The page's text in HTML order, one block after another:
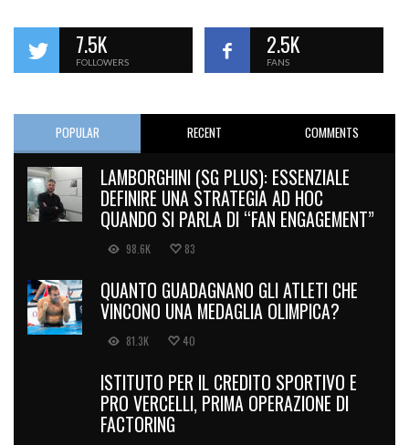
7.5K
FOLLOWERS
2.5K
FANS
POPULAR RECENT COMMENTS
LAMBORGHINI (SG PLUS): ESSENZIALE
DEFINIRE UNA STRATEGIA AD HOC
QUANDO SI PARLA DI “FAN ENGAGEMENT”
98.6K 83
QUANTO GUADAGNANO GLI ATLETI CHE
VINCONO UNA MEDAGLIA OLIMPICA?
81.3K 40
ISTITUTO PER IL CREDITO SPORTIVO E
PRO VERCELLI, PRIMA OPERAZIONE DI
FACTORING